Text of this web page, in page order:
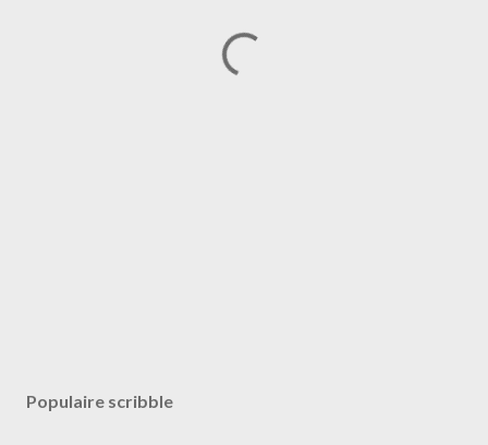
Populaire scribble